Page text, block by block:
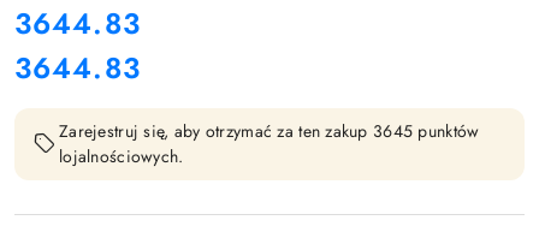
cena:
3644.83
Cena:
3644.83
Zarejestruj się, aby otrzymać za ten zakup 3645 punktów
lojalnościowych.